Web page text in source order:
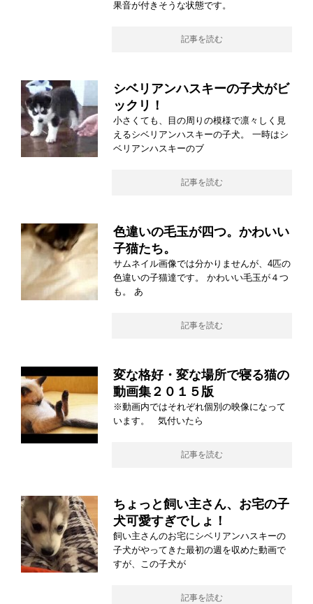
果音が付きそうな状態です。
記事を読む
シベリアンハスキーの子犬がビ
ックリ！
小さくても、目の周りの模様で凛々しく見
えるシベリアンハスキーの子犬。 一時はシ
ベリアンハスキーのブ
記事を読む
色違いの毛玉が四つ。かわいい
子猫たち。
サムネイル画像では分かりませんが、4匹の
色違いの子猫達です。 かわいい毛玉が４つ
も。 あ
記事を読む
変な格好・変な場所で寝る猫の
動画集２０１５版
※動画内ではそれぞれ個別の映像になって
います。 気付いたら
記事を読む
ちょっと飼い主さん、お宅の子
犬可愛すぎでしょ！
飼い主さんのお宅にシベリアンハスキーの
子犬がやってきた最初の週を収めた動画で
すが、この子犬が
記事を読む